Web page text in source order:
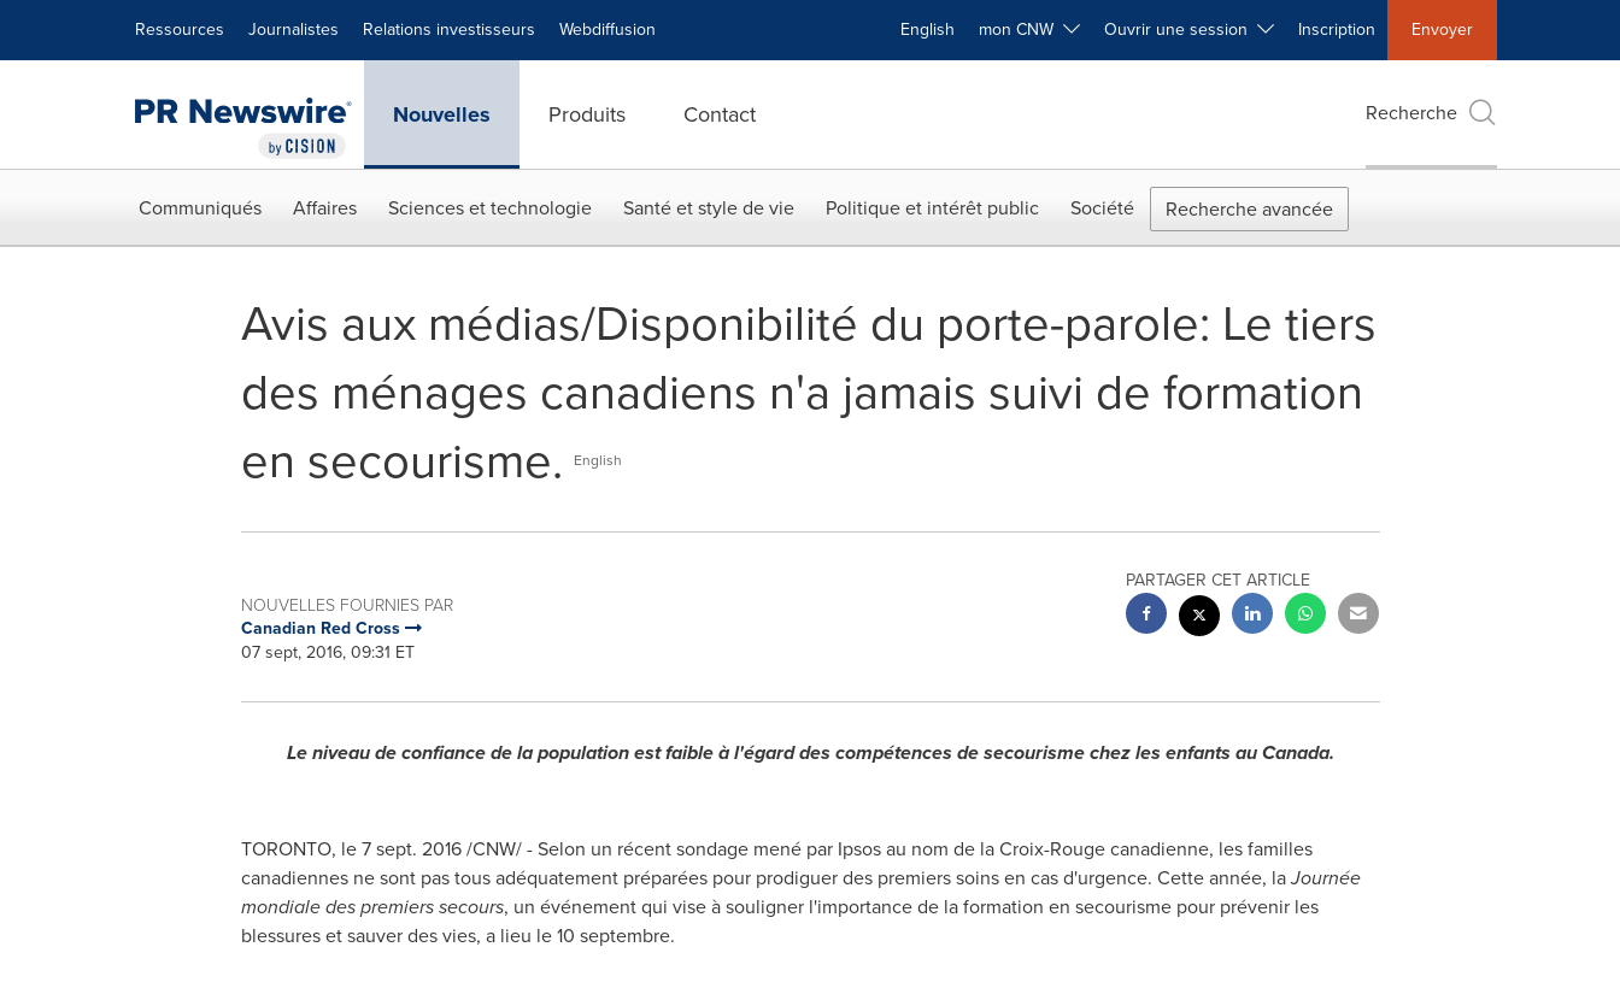
Ressources Journalistes Relations investisseurs Webdiffusion English mon CNW Ouvrir une session Inscription Envoyer
Nouvelles Produits Contact Recherche
Communiqués Affaires Sciences et technologie Santé et style de vie Politique et intérêt public Société Recherche avancée
Avis aux médias/Disponibilité du porte-parole: Le tiers
des ménages canadiens n'a jamais suivi de formation
en secourisme.
English
NOUVELLES FOURNIES PAR
Canadian Red Cross
07 sept, 2016, 09:31 ET
PARTAGER CET ARTICLE
Le niveau de confiance de la population est faible à l'égard des compétences de secourisme chez les enfants auCanada.
TORONTO, le7 sept. 2016/CNW/ - Selon un récent sondage mené par Ipsos au nom de la Croix-Rouge canadienne, les familles
canadiennes ne sont pas tous adéquatement préparées pour prodiguer des premiers soins en cas d'urgence. Cette année, laJournée
mondiale des premiers secours, un événement qui vise à souligner l'importance de la formation en secourisme pour prévenir les
blessures et sauver des vies, a lieu le 10 septembre.